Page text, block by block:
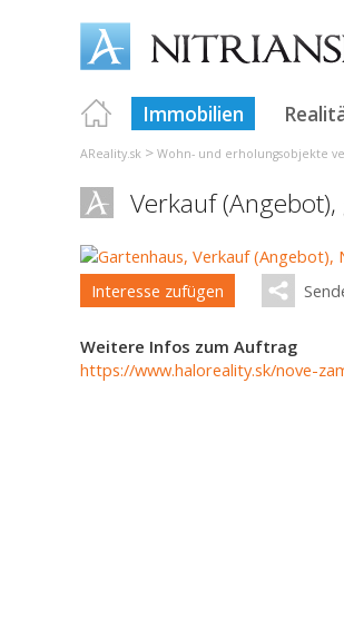
Immobilien
AReality.sk > Wohn- und erholungsobjekte
Verkauf
Interesse zufügen
Weitere Infos zum Auftrag